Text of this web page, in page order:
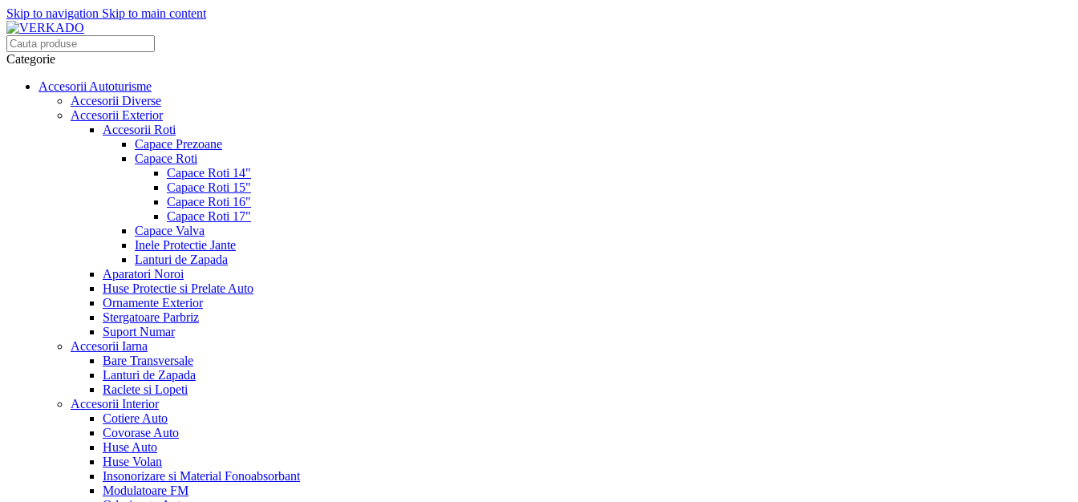
Skip to navigation Skip to main content
Categorie
Accesorii Autoturisme
Accesorii Diverse
Accesorii Exterior
Accesorii Roti
Capace Prezoane
Capace Roti
Capace Roti 14"
Capace Roti 15"
Capace Roti 16"
Capace Roti 17"
Capace Valva
Inele Protectie Jante
Lanturi de Zapada
Aparatori Noroi
Huse Protectie si Prelate Auto
Ornamente Exterior
Stergatoare Parbriz
Suport Numar
Accesorii Iarna
Bare Transversale
Lanturi de Zapada
Raclete si Lopeti
Accesorii Interior
Cotiere Auto
Covorase Auto
Huse Auto
Huse Volan
Insonorizare si Material Fonoabsorbant
Modulatoare FM